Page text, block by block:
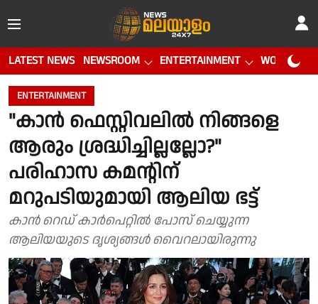
LATEST NEWS NEWSROOM ENTERTAINMENT WORLD CUP
ENTERTAINMENT
"കാൻ ഫെസ്റ്റിവലിൽ നിങ്ങളെ
ആരും ശ്രദ്ധിച്ചില്ലല്ലോ?"
പരിഹാസ കമന്റിന്
മറുപടിയുമായി ആലിയ ഭട്ട്
കാൻ റെഡ് കാർപെറ്റിൽ പോസ് ചെയ്യുന്ന
ആലിയയുടെ ദൃശ്യങ്ങൾ വൈറലായിരുന്നു